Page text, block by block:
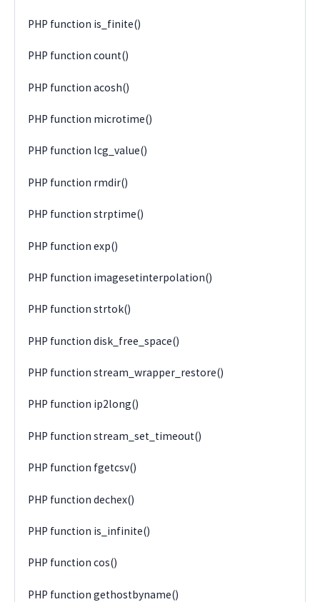
PHP function is_finite()
PHP function count()
PHP function acosh()
PHP function microtime()
PHP function lcg_value()
PHP function rmdir()
PHP function strptime()
PHP function exp()
PHP function imagesetinterpolation()
PHP function strtok()
PHP function disk_free_space()
PHP function stream_wrapper_restore()
PHP function ip2long()
PHP function stream_set_timeout()
PHP function fgetcsv()
PHP function dechex()
PHP function is_infinite()
PHP function cos()
PHP function gethostbyname()